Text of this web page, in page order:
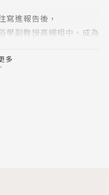
寫進報告後，
學副教授高槻相中，成為
稻草人偶的高槻，
居於縫隙之中
理故事，第二集登場！
副教授高槻，
多